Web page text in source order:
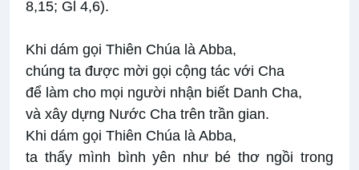
8,15; Gl 4,6).
Khi dám gọi Thiên Chúa là Abba,
chúng ta được mời gọi cộng tác với Cha
để làm cho mọi người nhận biết Danh Cha,
và xây dựng Nước Cha trên trần gian.
Khi dám gọi Thiên Chúa là Abba,
ta thấy mình bình yên như bé thơ ngồi trong